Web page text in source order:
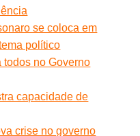
se coloca em
político
todos no Governo
capacidade de
crise no governo